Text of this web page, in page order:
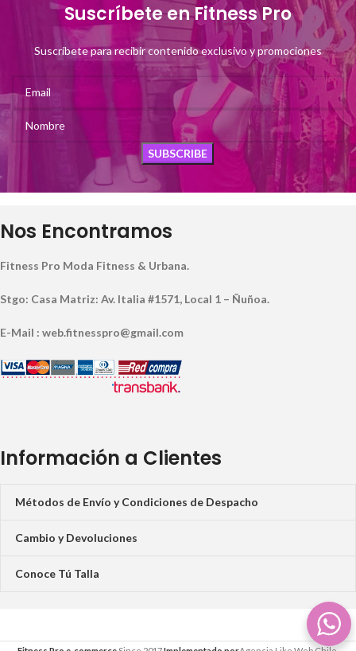
Suscríbete en Fitness Pro
Suscríbete para recibir contenido exclusivo y promociones
Nos Encontramos
Fitness Pro Moda Fitness & Urbana.
Stgo: Casa Matriz: Av. Italia #1571, Local 1 – Ñuñoa.
E-Mail : web.fitnesspro@gmail.com
Información a Clientes
Métodos de Envío y Condiciones de Despacho
Cambio y Devoluciones
Conoce Tú Talla